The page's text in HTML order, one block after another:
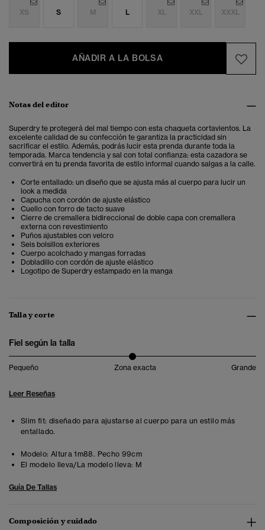
XS S M L XL XXL XXXL
AÑADIR A LA BOLSA
Notas del editor
Superdry te protegerá del mal tiempo con esta chaqueta cortavientos. La
excelente calidad de su confección te garantiza la practicidad sin
sacrificar el estilo. Además, podrás lucir esta prenda durante toda la
temporada. Marca tendencia y sal con total confianza: esta cazadora se
convertirá en tu prenda favorita de estilo informal cuando salgas a la calle.
Corte entallado: un diseño que se ajusta más al cuerpo para lucir un
look a medida
Capucha con cordón de ajuste elástico
Cuello con forro de tacto suave
Cierre de cremallera bidireccional de doble capa con cremallera
externa con revestimiento
Puños ajustables con velcro
Seis bolsillos exteriores
Cuerpo acolchado y mangas forradas
Dobladillo con cordón de ajuste elástico
Logotipo de Superdry estampado en la manga
Talla y corte
Fiel según la talla
Pequeño Zona exacta Grande
Leer Reseñas
Slim fit: diseñado para ajustarse al cuerpo para un estilo más
entallado.
Modelo: Altura 1m88. Pecho 99cm
El modelo lleva/La modelo lleva: M
Guía De Tallas
Composición y cuidado